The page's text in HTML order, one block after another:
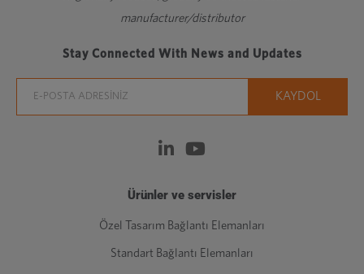
manufacturer/distributor
Stay Connected With News and Updates
Ürünler ve servisler
Özel Tasarım Bağlantı Elemanları
Standart Bağlantı Elemanları